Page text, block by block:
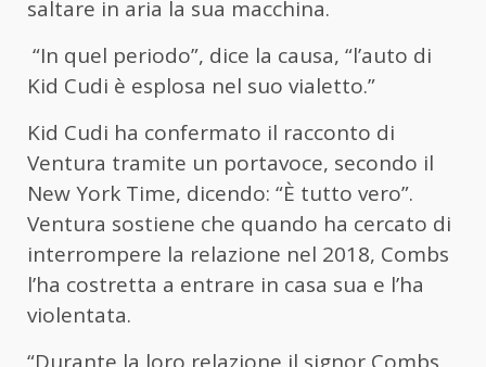
saltare in aria la sua macchina.
“In quel periodo”, dice la causa, “l’auto di
Kid Cudi è esplosa nel suo vialetto.”
Kid Cudi ha confermato il racconto di
Ventura tramite un portavoce, secondo il
New York Time, dicendo: “È tutto vero”.
Ventura sostiene che quando ha cercato di
interrompere la relazione nel 2018, Combs
l’ha costretta a entrare in casa sua e l’ha
violentata.
“Durante la loro relazione il signor Combs